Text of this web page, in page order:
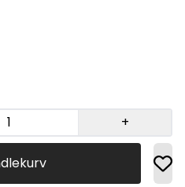
+